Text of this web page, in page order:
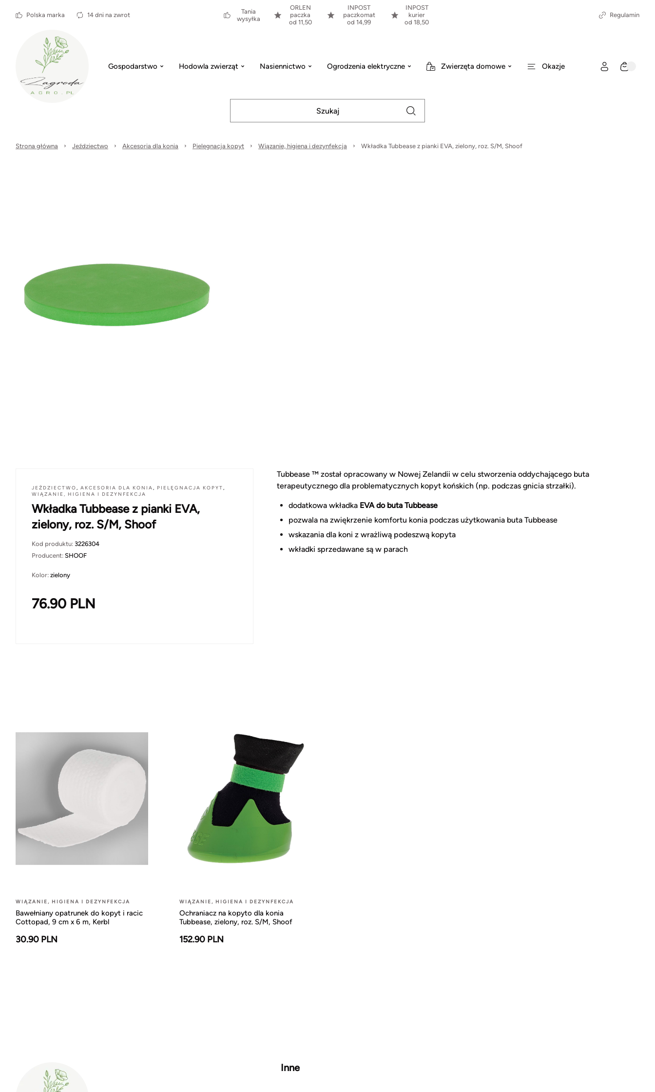
Polska marka 14 dni na zwrot
Tania
wysyłka
ORLEN
paczka
od 11,50
INPOST
paczkomat
od 14,99
INPOST
kurier
od 18,50
Regulamin
Gospodarstwo Hodowla zwierząt Nasiennictwo Ogrodzenia elektryczne Zwierzęta domowe Okazje
Strona główna Jeździectwo Akcesoria dla konia Pielęgnacja kopyt Wiązanie, higiena i dezynfekcja Wkładka Tubbease z pianki EVA, zielony, roz. S/M, Shoof
JEŹDZIECTWO, AKCESORIA DLA KONIA, PIELĘGNACJA KOPYT,
WIĄZANIE, HIGIENA I DEZYNFEKCJA
Wkładka Tubbease z pianki EVA,
zielony, roz. S/M, Shoof
Kod produktu: 3226304
Producent: SHOOF
Kolor: zielony
76.90 PLN
Tubbease ™ został opracowany w Nowej Zelandii w celu stworzenia oddychającego buta
terapeutycznego dla problematycznych kopyt końskich (np. podczas gnicia strzałki).
dodatkowa wkładka EVA do buta Tubbease
pozwala na zwiękrzenie komfortu konia podczas użytkowania buta Tubbease
wskazania dla koni z wrażliwą podeszwą kopyta
wkładki sprzedawane są w parach
WIĄZANIE, HIGIENA I DEZYNFEKCJA
Bawełniany opatrunek do kopyt i racic
Cottopad, 9 cm x 6 m, Kerbl
30.90 PLN
WIĄZANIE, HIGIENA I DEZYNFEKCJA
Ochraniacz na kopyto dla konia
Tubbease, zielony, roz. S/M, Shoof
152.90 PLN
Inne